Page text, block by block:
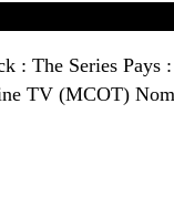
The Series Pays
TV (MCOT)